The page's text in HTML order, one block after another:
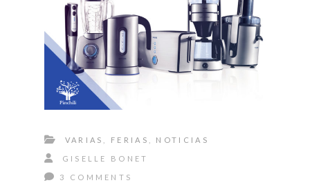
VARIAS FERIAS NOTICIAS
GISELLE BONET
3 COMMENTS